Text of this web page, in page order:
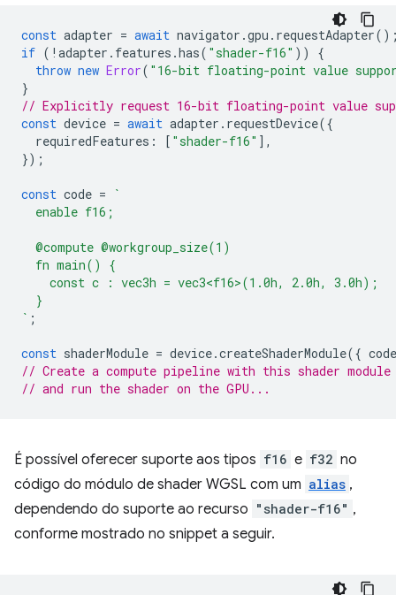
const adapter = await navigator .gpu . requestAdapter
if ( ! adapter . features .has( "shader-f16" ))
{
throw new Error( "16-bit floating-point value
}
// Explicitly request 16-bit floating-point value
const device = await adapter . requestDevice({
requiredFeatures : [ "shader-f16" ],
});
const code =
`
  enable f16;
  @compute @workgroup_size(1)
  fn main() {
    const c : vec3h = vec3<f16>(1.0h, 2.0h, 3.0h);
  }
` ;
const shaderModule = device.createShaderModule({ code
// Create a compute pipeline with this shader module
// and run the shader on the GPU...
É possível oferecer suporte aos tipos f16 e f32 no
código do módulo de shader WGSL com um alias ,
dependendo do suporte ao recurso "shader-f16" ,
conforme mostrado no snippet a seguir.